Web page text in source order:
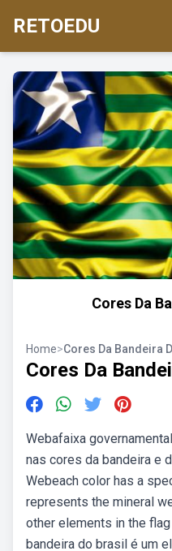
RETOEDU
Cores Da
Home>Cores Da Bandeira
Cores Da
Webafaixa
nas cores da bandeira e
Webeach color has a
represents the mineral
other elements in the
bandeira do brasil é um